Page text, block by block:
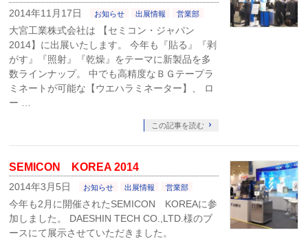
2014年11月17日 お知らせ 出展情報 営業部
大宮工業株式会社は 【セミコン・ジャパン
2014】に出展いたします。 今年も『貼る』『剥
がす』『照射』『乾燥』をテーマに新製品を多
数ラインナップ。 中でも高精度なＢＧテープラ
ミネートが可能な【ウエハラミネーター】、 ロ
ー …
この記事を読む
SEMICON KOREA 2014
2014年3月5日 お知らせ 出展情報 営業部
今年も2月に開催されたSEMICON KOREAに参
加しました。 DAESHIN TECH CO.,LTD.様のブ
ースにて展示させていただきました。